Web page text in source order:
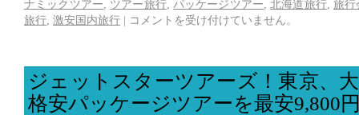
ナミックツアー ツアー旅行, パッケージツアー ,北海道旅行, 旅行
旅行 激安国内旅行 | コメントを受け付けていません。
ジェットスターツアーズ！東京、
格安パッケージツアーを最安9,800